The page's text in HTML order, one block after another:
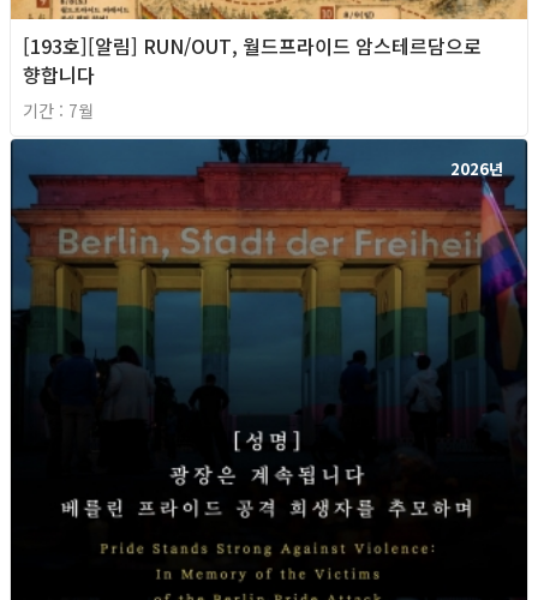
[193호][알림] RUN/OUT, 월드프라이드 암스테르담으로
향합니다
기간 : 7월
2026년